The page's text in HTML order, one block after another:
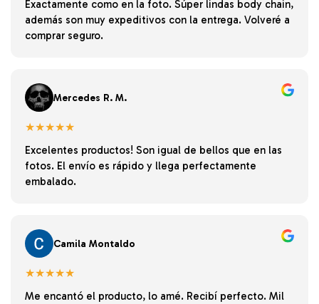
Exactamente como en la foto. Súper lindas body chain,
además son muy expeditivos con la entrega. Volveré a
comprar seguro.
Mercedes R. M.
★★★★★
Excelentes productos! Son igual de bellos que en las
fotos. El envío es rápido y llega perfectamente
embalado.
Camila Montaldo
★★★★★
Me encantó el producto, lo amé. Recibí perfecto. Mil